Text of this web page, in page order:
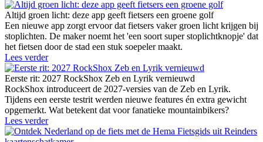
Altijd groen licht: deze app geeft fietsers een groene golf
Een nieuwe app zorgt ervoor dat fietsers vaker groen licht krijgen bij
stoplichten. De maker noemt het 'een soort super stoplichtknopje' dat
het fietsen door de stad een stuk soepeler maakt.
Lees verder
Eerste rit: 2027 RockShox Zeb en Lyrik vernieuwd
RockShox introduceert de 2027-versies van de Zeb en Lyrik.
Tijdens een eerste testrit werden nieuwe features én extra gewicht
opgemerkt. Wat betekent dat voor fanatieke mountainbikers?
Lees verder